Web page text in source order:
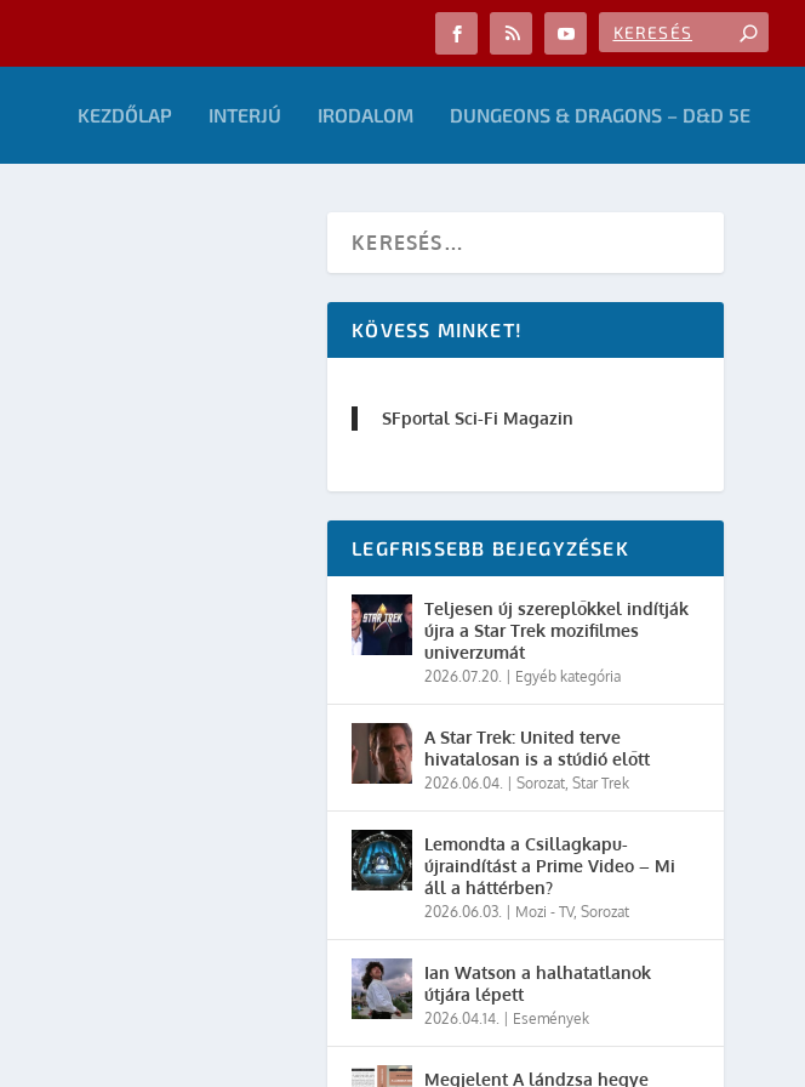
KEZDŐLAP INTERJÚ IRODALOM DUNGEONS & DRAGONS – D&D 5E
KÖVESS MINKET!
SFportal Sci-Fi Magazin
LEGFRISSEBB BEJEGYZÉSEK
Teljesen új szereplőkkel indítják
újra a Star Trek mozifilmes
univerzumát
2026.07.20. Egyéb kategória
A Star Trek: United terve
hivatalosan is a stúdió előtt
2026.06.04. |Sorozat,Star Trek
Lemondta a Csillagkapu-
újraindítást a Prime Video – Mi
áll a háttérben?
2026.06.03. Mozi - TV,Sorozat
Ian Watson a halhatatlanok
útjára lépett
2026.04.14. Események
Megjelent A lándzsa hegye